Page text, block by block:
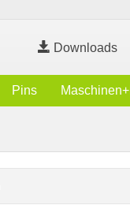
Downloads
Pins